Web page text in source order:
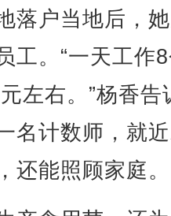
落户当地后，
工。“一天工作
左右。”杨香告
名计数师，就
还能照顾家庭。